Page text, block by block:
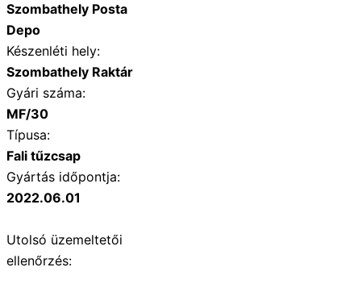
Szombathely Posta
Depo
Készenléti hely:
Szombathely Raktár
Gyári száma:
MF/30
Típusa:
Fali tűzcsap
Gyártás időpontja:
2022.06.01
Utolsó üzemeltetői
ellenőrzés: